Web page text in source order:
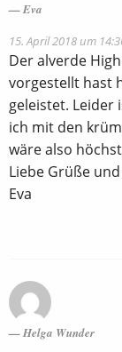
Eva
15. April 2018 um
Der alverde
vorgestellt hast
geleistet. Leider
ich mit den
wäre also
Liebe Grüße
Eva
Helga Wunder